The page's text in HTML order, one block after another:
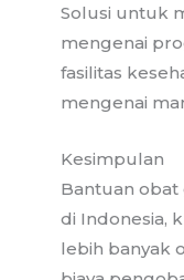
Solusi untuk
mengenai
fasilitas
mengenai
Kesimpulan
Bantuan
di Indonesia,
lebih banyak